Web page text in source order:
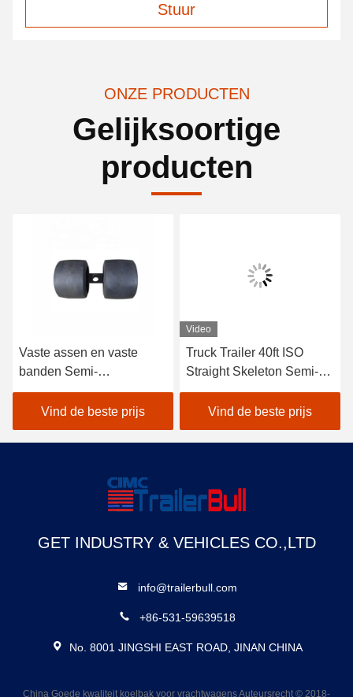
Stuur
ONZE PRODUCTEN
Gelijksoortige
producten
Vaste assen en vaste
banden Semi-
aanhangwagensystemen
voor maximale lading van
80 t tot 100 ton
Vind de beste prijs
Video
Truck Trailer 40ft ISO
Straight Skeleton Semi-
trailers voor het leveren
van lichte containers
Vind de beste prijs
GET INDUSTRY & VEHICLES CO.,LTD
info@trailerbull.com
+86-531-59639518
No. 8001 JINGSHI EAST ROAD, JINAN CHINA
China Goede kwaliteit koelbak voor vrachtwagens Auteursrecht © 2018-